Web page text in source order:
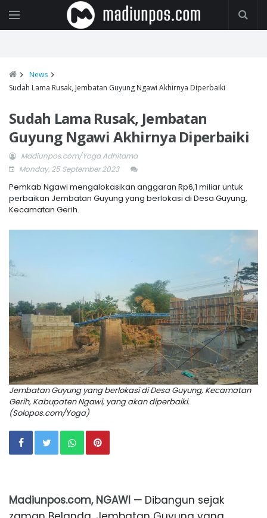
News
Sudah Lama Rusak, Jembatan Guyung Ngawi Akhirnya Diperbaiki
Sudah Lama Rusak, Jembatan
Guyung Ngawi Akhirnya Diperbaiki
Madiunpos.com/Yoga Adhitama
Monday, 25 September 2023
Pemkab Ngawi mengalokasikan anggaran Rp6,1 miliar untuk
perbaikan Jembatan Guyung yang berlokasi di Desa Guyung,
Kecamatan Gerih.
Jembatan Guyung yang berlokasi di Desa Guyung, Kecamatan
Gerih, Kabupaten Ngawi, yang akan diperbaiki.
(Solopos.com/Yoga)
Madiunpos.com, NGAWI — Dibangun sejak